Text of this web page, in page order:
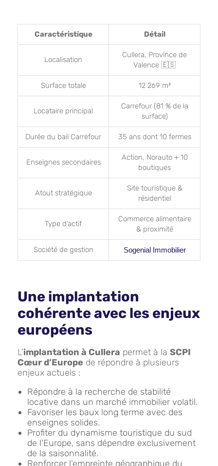
Caractéristique Détail
Localisation
Cullera, Province de
Valence 🇪🇸
Surface totale 12 269 m²
Locataire principal
Carrefour (81 % de la
surface)
Durée du bail Carrefour 35 ans dont 10 fermes
Enseignes secondaires
Action, Norauto + 10
boutiques
Atout stratégique
Site touristique &
résidentiel
Type d’actif
Commerce alimentaire
& proximité
Société de gestion Sogenial Immobilier
Une implantation
cohérente avec les enjeux
européens
L’implantation à Cullera permet à la SCPI
Cœur d’Europe de répondre à plusieurs
enjeux actuels :
Répondre à la recherche de stabilité
locative dans un marché immobilier volatil.
Favoriser les baux long terme avec des
enseignes solides.
Profiter du dynamisme touristique du sud
de l’Europe, sans dépendre exclusivement
de la saisonnalité.
Renforcer l’empreinte géographique du